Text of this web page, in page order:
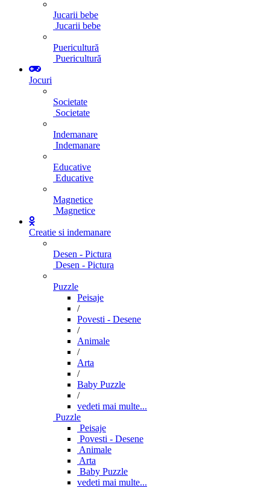
Jucarii bebe
Jucarii bebe
Puericultură
Puericultură
Jocuri
Societate
Societate
Indemanare
Indemanare
Educative
Educative
Magnetice
Magnetice
Creatie si indemanare
Desen - Pictura
Desen - Pictura
Puzzle
Peisaje
/
Povesti - Desene
/
Animale
/
Arta
/
Baby Puzzle
/
vedeti mai multe...
Puzzle
Peisaje
Povesti - Desene
Animale
Arta
Baby Puzzle
vedeti mai multe...